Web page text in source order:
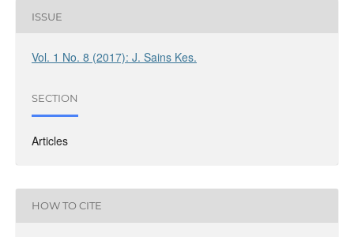
ISSUE
Vol. 1 No. 8 (2017): J. Sains Kes.
SECTION
Articles
HOW TO CITE